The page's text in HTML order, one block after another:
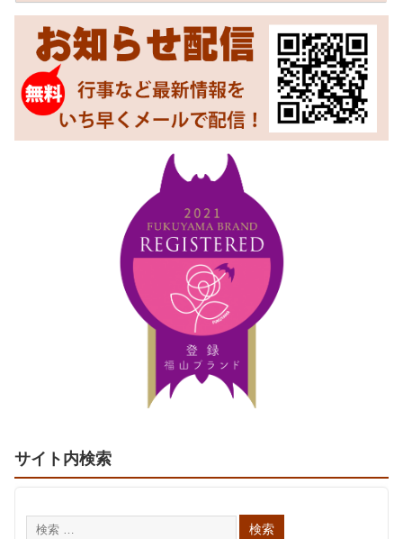
サイト内検索